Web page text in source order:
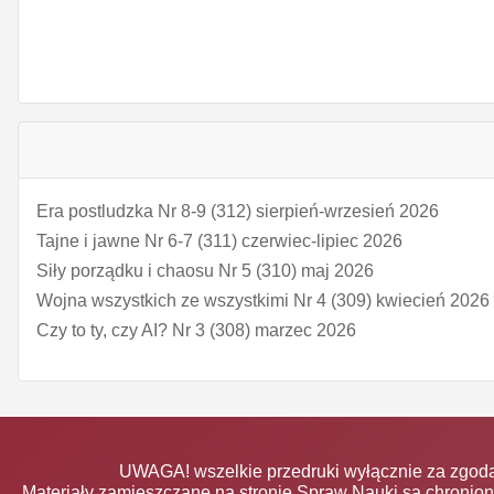
Era postludzka Nr 8-9 (312) sierpień-wrzesień 2026
Tajne i jawne Nr 6-7 (311) czerwiec-lipiec 2026
Siły porządku i chaosu Nr 5 (310) maj 2026
Wojna wszystkich ze wszystkimi Nr 4 (309) kwiecień 2026
Czy to ty, czy AI? Nr 3 (308) marzec 2026
UWAGA! wszelkie przedruki wyłącznie za